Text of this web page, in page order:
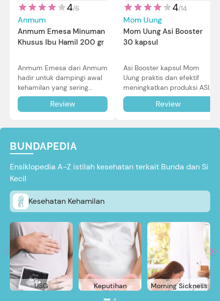
4/6
Anmum
Anmum Emesa Minuman
Khusus Ibu Hamil 200 gr
Anmum Emesa dari Anmum
hadir untuk dampingi awal
kehamilan yang sering
diiringi dengan mual dan
muntah. Simak reviewnya di
Review
4/14
Mom Uung
Mom Uung Asi Booster
30 kapsul
Asi Booster kapsul Mom
Uung praktis dan efektif
meningkatkan produksi ASI
Bunda untuk Si Kecil. Simak
review lengkapnya di sini.
Review
BUNDAPEDIA
Ensiklopedia A-Z istilah kesehatan terkait Bunda dan Si
Kecil
Kesehatan Kehamilan
USG Keputihan Morning Sickness